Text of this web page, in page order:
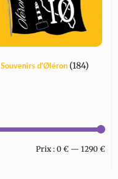
Souvenirs d'Øléron (184)
Prix : 0 € — 1290 €